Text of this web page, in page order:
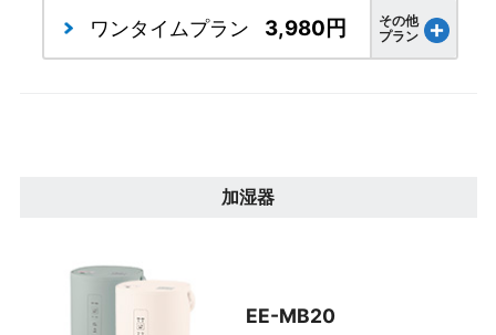
ワンタイムプラン 3,980円
その他
プラン
加湿器
EE-MB20